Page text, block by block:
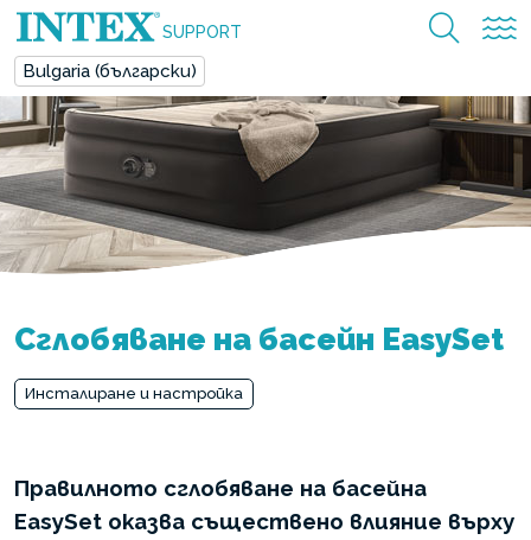
SUPPORT
Bulgaria (български)
Сглобяване на басейн EasySet
Инсталиране и настройка
Правилното сглобяване на басейна
EasySet оказва съществено влияние върху